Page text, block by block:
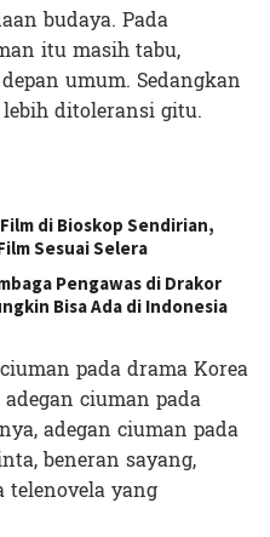
budaya. Pada
itu masih tabu,
umum. Sedangkan
ditoleransi gitu.
di Bioskop Sendirian,
Sesuai Selera
Pengawas di Drakor
Bisa Ada di Indonesia
pada drama Korea
ciuman pada
adegan ciuman pada
beneran sayang,
yang